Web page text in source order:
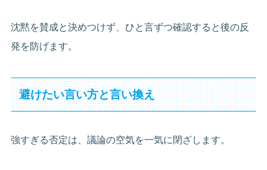
沈黙を賛成と決めつけず、ひと言ずつ確認すると後の反
発を防げます。
避けたい言い方と言い換え
強すぎる否定は、議論の空気を一気に閉ざします。